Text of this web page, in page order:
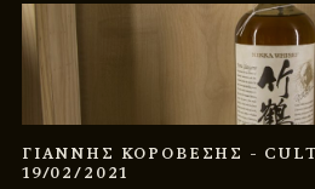
ΓΙΑΝΝΗΣ ΚΟΡΟΒΕΣΗΣ -
19/02/2021